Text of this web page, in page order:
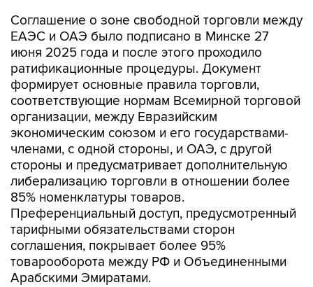
Соглашение о зоне свободной торговли между
ЕАЭС и ОАЭ было подписано в Минске 27
июня 2025 года и после этого проходило
ратификационные процедуры. Документ
формирует основные правила торговли,
соответствующие нормам Всемирной торговой
организации, между Евразийским
экономическим союзом и его государствами-
членами, с одной стороны, и ОАЭ, с другой
стороны и предусматривает дополнительную
либерализацию торговли в отношении более
85% номенклатуры товаров.
Преференциальный доступ, предусмотренный
тарифными обязательствами сторон
соглашения, покрывает более 95%
товарооборота между РФ и Объединенными
Арабскими Эмиратами.